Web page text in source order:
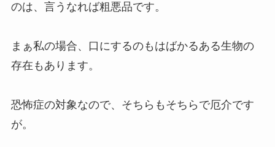
のは、言うなれば粗悪品です。
まぁ私の場合、口にするのもはばかるある生物の
存在もあります。
恐怖症の対象なので、そちらもそちらで厄介です
が。